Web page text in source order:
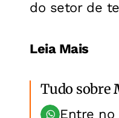
do setor de
Leia Mais
Tudo sobre
Entre no